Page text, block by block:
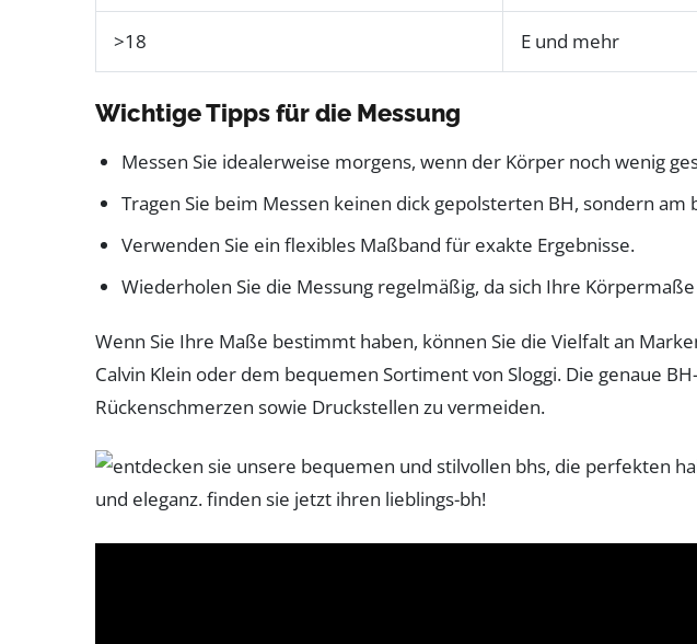
>18 E und mehr
Wichtige Tipps für die Messung
Messen Sie idealerweise morgens, wenn der Körper noch wenig
Tragen Sie beim Messen keinen dick gepolsterten BH, sondern
Verwenden Sie ein flexibles Maßband für exakte Ergebnisse.
Wiederholen Sie die Messung regelmäßig, da sich Ihre
Wenn Sie Ihre Maße bestimmt haben, können Sie die Vielfalt an
Calvin Klein oder dem bequemen Sortiment von Sloggi. Die genaue
Rückenschmerzen sowie Druckstellen zu vermeiden.